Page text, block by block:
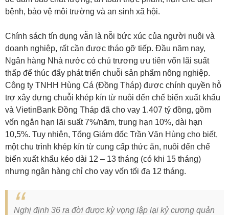
bệnh, bảo vệ môi trường và an sinh xã hội.
Chính sách tín dụng vẫn là nỗi bức xúc của người nuôi và
doanh nghiệp, rất cần được tháo gỡ tiếp. Đầu năm nay,
Ngân hàng Nhà nước có chủ trương ưu tiên vốn lãi suất
thấp để thúc đẩy phát triển chuỗi sản phẩm nông nghiệp.
Công ty TNHH Hùng Cá (Đồng Tháp) được chính quyền hỗ
trợ xây dựng chuỗi khép kín từ nuôi đến chế biến xuất khẩu
và VietinBank Đồng Tháp đã cho vay 1.407 tỷ đồng, gồm
vốn ngắn hạn lãi suất 7%/năm, trung hạn 10%, dài hạn
10,5%. Tuy nhiên, Tổng Giám đốc Trần Văn Hùng cho biết,
một chu trình khép kín từ cung cấp thức ăn, nuôi đến chế
biến xuất khẩu kéo dài 12 – 13 tháng (có khi 15 tháng)
nhưng ngân hàng chỉ cho vay vốn tối đa 12 tháng.
Nghị định 36 ra đời được kỳ vọng lập lại kỷ cương quản